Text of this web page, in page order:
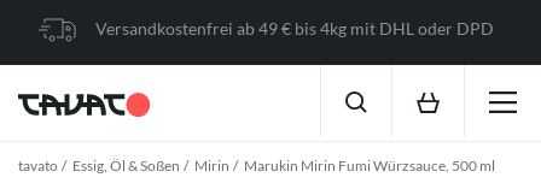
Versandkostenfrei ab 49 € bis 4kg mit DHL oder DPD
tavato Essig, Öl & Soßen Mirin Marukin Mirin Fumi Würzsauce, 500 ml